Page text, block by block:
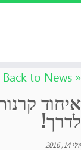
דלג
לתוכן
« Back to News
איחוד
לדרך!
יולי 14, 2016